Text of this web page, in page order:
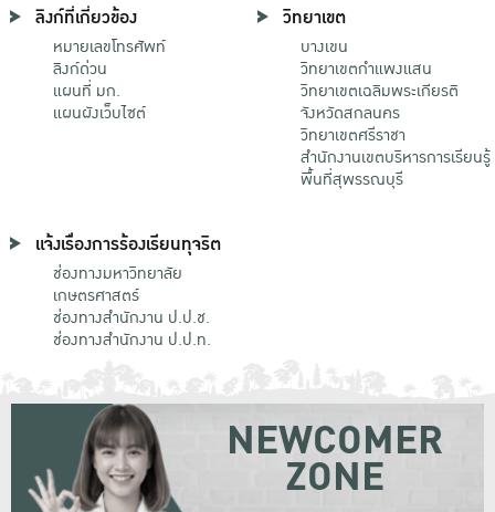
ลิงก์ที่เกี่ยวข้อง
หมายเลขโทรศัพท์
ลิงก์ด่วน
แผนที่ มก.
แผนผังเว็บไซต์
วิทยาเขต
บางเขน
วิทยาเขตกําแพงแสน
วิทยาเขตเฉลิมพระเกียรติ
จังหวัดสกลนคร
วิทยาเขตศรีราชา
สำนักงานเขตบริหารการเรียนรู้
พื้นที่สุพรรณบุรี
แจ้งเรื่องการร้องเรียนทุจริต
ช่องทางมหาวิทยาลัย
เกษตรศาสตร์
ช่องทางสำนักงาน ป.ป.ช.
ช่องทางสำนักงาน ป.ป.ท.
NEWCOMER
ZONE